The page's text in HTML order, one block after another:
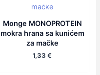
Monge MONOPROTEIN
mokra hrana sa kunićem
za mačke
1,33€